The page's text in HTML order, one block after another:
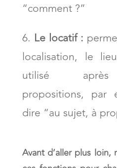
“comment ?”
Le locatif :
localisation, le
utilisé après
propositions, par
dire “au sujet, à
Avant d’aller plus loin,